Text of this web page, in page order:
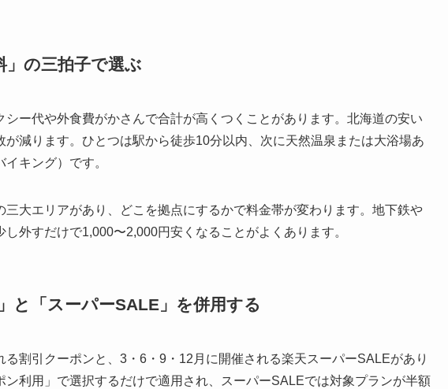
」の三拍子で選ぶ
ー代や外食費がかさんで合計が高くつくことがあります。北海道の安い
減ります。ひとつは駅から徒歩10分以内、次に天然温泉または大浴場あ
キング）です。
大エリアがあり、どこを拠点にするかで料金帯が変わります。地下鉄や
外すだけで1,000〜2,000円安くなることがよくあります。
と「スーパーSALE」を併用する
割引クーポンと、3・6・9・12月に開催される楽天スーパーSALEがあり
ン利用」で選択するだけで適用され、スーパーSALEでは対象プランが半額